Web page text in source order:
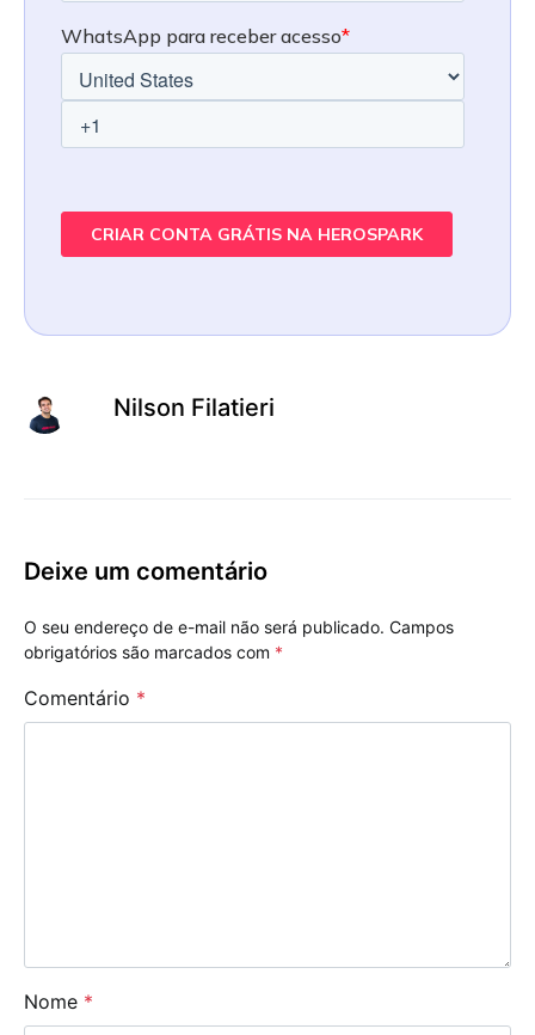
Nilson Filatieri
Deixe um comentário
O seu endereço de e-mail não será publicado. Campos
obrigatórios são marcados com *
Comentário *
Nome *